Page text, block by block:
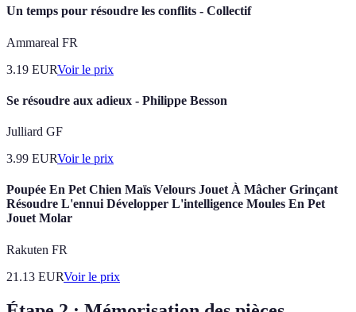
Un temps pour résoudre les conflits - Collectif
Ammareal FR
3.19 EURVoir le prix
Se résoudre aux adieux - Philippe Besson
Julliard GF
3.99 EURVoir le prix
Poupée En Pet Chien Maïs Velours Jouet À Mâcher Grinçant
Résoudre L'ennui Développer L'intelligence Moules En Pet
Jouet Molar
Rakuten FR
21.13 EURVoir le prix